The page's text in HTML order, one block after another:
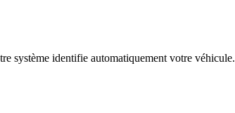
système identifie automatiquement votre véhicule.